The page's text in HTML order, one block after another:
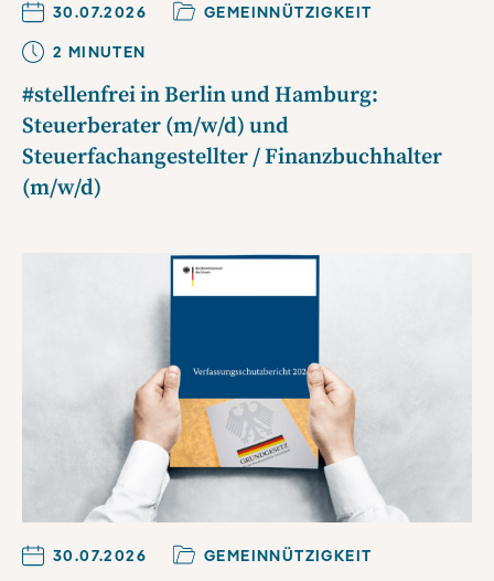
30.07.2026
GEMEINNÜTZIGKEIT
2 MINUTEN
#stellenfrei in Berlin und Hamburg:
Steuerberater (m/w/d) und
Steuerfachangestellter / Finanzbuchhalter
(m/w/d)
30.07.2026
GEMEINNÜTZIGKEIT